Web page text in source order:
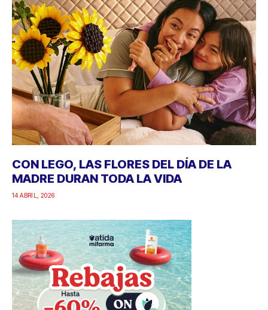
CON LEGO, LAS FLORES DEL DÍA DE LA
MADRE DURAN TODA LA VIDA
14 ABRIL, 2026